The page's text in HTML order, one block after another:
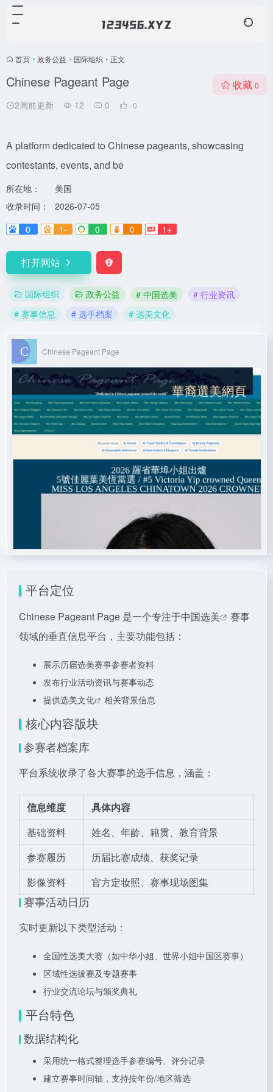
首页 • 政务公益 • 国际组织 • 正文
Chinese Pageant Page
2周前更新 12 0 0
收藏 0
A platform dedicated to Chinese pageants, showcasing
contestants, events, and be
所在地：
美国
收录时间：
2026-07-05
0
1- 0 0 1+
打开网站
国际组织 政务公益 # 中国选美
# 行业资讯
# 赛事信息
# 选手档案 # 选美文化
Chinese Pageant Page
平台定位
Chinese Pageant Page 是一个专注于中国选美
赛事
领域的垂直信息平台，主要功能包括：
展示历届选美赛事参赛者资料
发布行业活动资讯与赛事动态
提供选美文化 相关背景信息
核心内容版块
参赛者档案库
平台系统收录了各大赛事的选手信息，涵盖：
信息维度
具体内容
基础资料
姓名、年龄、籍贯、教育背景
参赛履历
历届比赛成绩、获奖记录
影像资料
官方定妆照、赛事现场图集
赛事活动日历
实时更新以下类型活动：
全国性选美大赛（如中华小姐、世界小姐中国区赛事）
区域性选拔赛及专题赛事
行业交流论坛与颁奖典礼
平台特色
数据结构化
采用统一格式整理选手参赛编号、评分记录
建立赛事时间轴，支持按年份/地区筛选